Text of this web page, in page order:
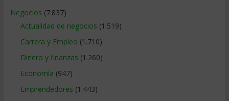
Negocios (7.837)
Actualidad de negocios (1.519)
Carrera y Empleo (1.710)
Dinero y finanzas (1.260)
Economía (947)
Emprendedores (1.443)